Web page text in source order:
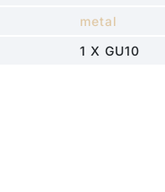
metal
1 X GU10